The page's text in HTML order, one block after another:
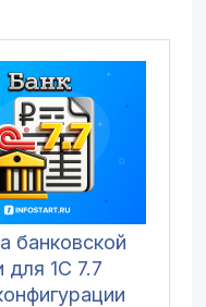
банковской
для 1С 7.7